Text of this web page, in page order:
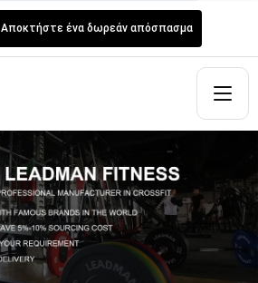
Αποκτήστε ένα δωρεάν απόσπασμα